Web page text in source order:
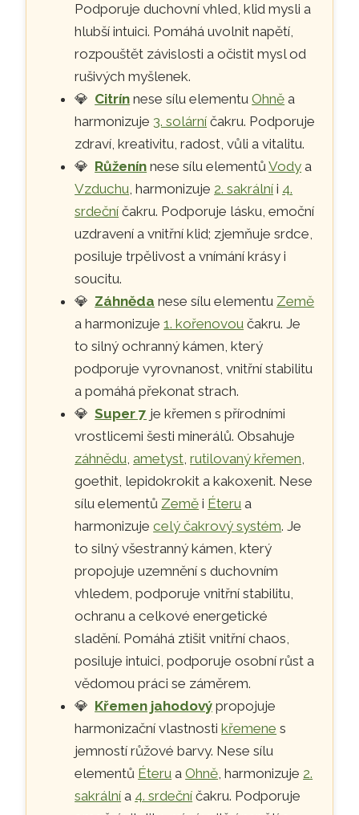
Podporuje duchovní vhled, klid mysli a
hlubší intuici. Pomáhá uvolnit napětí,
rozpouštět závislosti a očistit mysl od
rušivých myšlenek.
💎 Citrín nese sílu elementuOhně a
harmonizuje 3. solární čakru. Podporuje
zdraví, kreativitu, radost, vůli a vitalitu.
💎 Růženín nese sílu elementůVody a
Vzduchu, harmonizuje 2. sakrální i 4.
srdeční čakru. Podporuje lásku, emoční
uzdravení a vnitřní klid; zjemňuje srdce,
posiluje trpělivost a vnímání krásy i
soucitu.
💎 Záhněda nese sílu elementu Země
a harmonizuje1. kořenovou čakru. Je
to silný ochranný kámen, který
podporuje vyrovnanost, vnitřní stabilitu
a pomáhá překonat strach.
💎Super 7 je křemen s přírodními
vrostlicemi šesti minerálů. Obsahuje
záhnědu,ametyst,rutilovaný křemen,
goethit, lepidokrokit a kakoxenit. Nese
sílu elementů Země i Éteru a
harmonizujecelý čakrový systém. Je
to silný všestranný kámen, který
propojuje uzemnění s duchovním
vhledem, podporuje vnitřní stabilitu,
ochranu a celkové energetické
sladění. Pomáhá ztišit vnitřní chaos,
posiluje intuici, podporuje osobní růst a
vědomou práci se záměrem.
💎 Křemen jahodový propojuje
harmonizační vlastnostikřemene s
jemností růžové barvy. Nese sílu
elementů Éteru aOhně, harmonizuje 2.
sakrální a 4. srdeční čakru. Podporuje